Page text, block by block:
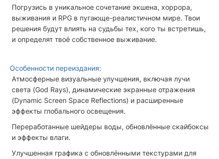
Погрузись в уникальное сочетание экшена, хоррора,
выживания и RPG в пугающе-реалистичном мире. Твои
решения будут влиять на судьбы тех, кого ты встретишь,
и определят твоё собственное выживание.
Особенности переиздания:
Атмосферные визуальные улучшения, включая лучи
света (God Rays), динамические экранные отражения
(Dynamic Screen Space Reflections) и расширенные
эффекты глобального освещения.
Переработанные шейдеры воды, обновлённые скайбоксы
и эффекты влаги.
Улучшенная графика с обновлёнными текстурами для